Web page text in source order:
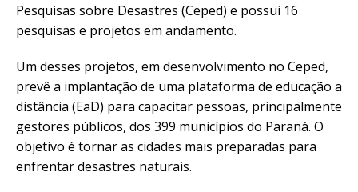
Pesquisas sobre Desastres (Ceped) e possui 16
pesquisas e projetos em andamento.
Um desses projetos, em desenvolvimento no Ceped,
prevê a implantação de uma plataforma de educação a
distância (EaD) para capacitar pessoas, principalmente
gestores públicos, dos 399 municípios do Paraná. O
objetivo é tornar as cidades mais preparadas para
enfrentar desastres naturais.